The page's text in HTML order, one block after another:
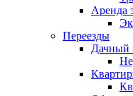
Аренда
Переезды
Дачный